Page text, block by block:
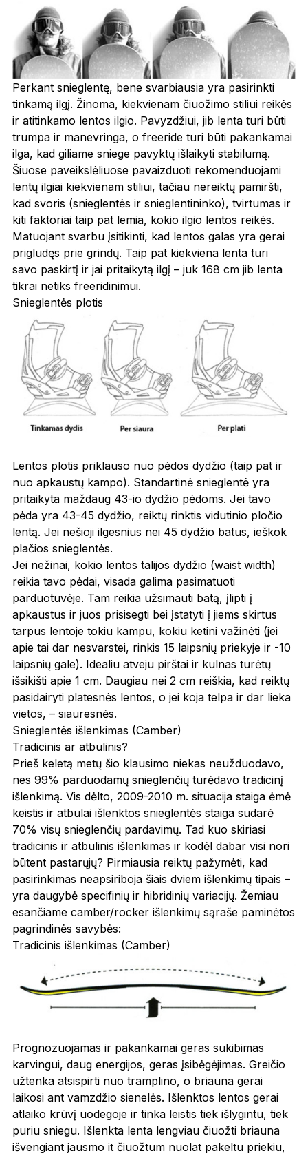
Perkant snieglentę, bene svarbiausia yra pasirinkti
tinkamą ilgį. Žinoma, kiekvienam čiuožimo stiliui reikės
ir atitinkamo lentos ilgio. Pavyzdžiui, jib lenta turi būti
trumpa ir manevringa, o freeride turi būti pakankamai
ilga, kad giliame sniege pavyktų išlaikyti stabilumą.
Šiuose paveikslėliuose pavaizduoti rekomenduojami
lentų ilgiai kiekvienam stiliui, tačiau nereiktų pamiršti,
kad svoris (snieglentės ir snieglentininko), tvirtumas ir
kiti faktoriai taip pat lemia, kokio ilgio lentos reikės.
Matuojant svarbu įsitikinti, kad lentos galas yra gerai
prigludęs prie grindų. Taip pat kiekviena lenta turi
savo paskirtį ir jai pritaikytą ilgį – juk 168 cm jib lenta
tikrai netiks freeridinimui.
Snieglentės plotis
Lentos plotis priklauso nuo pėdos dydžio (taip pat ir
nuo apkaustų kampo). Standartinė snieglentė yra
pritaikyta maždaug 43-io dydžio pėdoms. Jei tavo
pėda yra 43-45 dydžio, reiktų rinktis vidutinio pločio
lentą. Jei nešioji ilgesnius nei 45 dydžio batus, ieškok
plačios snieglentės.
Jei nežinai, kokio lentos talijos dydžio (waist width)
reikia tavo pėdai, visada galima pasimatuoti
parduotuvėje. Tam reikia užsimauti batą, įlipti į
apkaustus ir juos prisisegti bei įstatyti į jiems skirtus
tarpus lentoje tokiu kampu, kokiu ketini važinėti (jei
apie tai dar nesvarstei, rinkis 15 laipsnių priekyje ir -10
laipsnių gale). Idealiu atveju pirštai ir kulnas turėtų
išsikišti apie 1 cm. Daugiau nei 2 cm reiškia, kad reiktų
pasidairyti platesnės lentos, o jei koja telpa ir dar lieka
vietos, – siauresnės.
Snieglentės išlenkimas (Camber)
Tradicinis ar atbulinis?
Prieš keletą metų šio klausimo niekas neužduodavo,
nes 99% parduodamų snieglenčių turėdavo tradicinį
išlenkimą. Vis dėlto, 2009-2010 m. situacija staiga ėmė
keistis ir atbulai išlenktos snieglentės staiga sudarė
70% visų snieglenčių pardavimų. Tad kuo skiriasi
tradicinis ir atbulinis išlenkimas ir kodėl dabar visi nori
būtent pastarųjų? Pirmiausia reiktų pažymėti, kad
pasirinkimas neapsiriboja šiais dviem išlenkimų tipais –
yra daugybė specifinių ir hibridinių variacijų. Žemiau
esančiame camber/rocker išlenkimų sąraše paminėtos
pagrindinės savybės:
Tradicinis išlenkimas (Camber)
Prognozuojamas ir pakankamai geras sukibimas
karvingui, daug energijos, geras įsibėgėjimas. Greičio
užtenka atsispirti nuo tramplino, o briauna gerai
laikosi ant vamzdžio sienelės. Išlenktos lentos gerai
atlaiko krūvį uodegoje ir tinka leistis tiek išlygintu, tiek
puriu sniegu. Išlenkta lenta lengviau čiuožti briauna
išvengiant jausmo it čiuožtum nuolat pakeltu priekiu,